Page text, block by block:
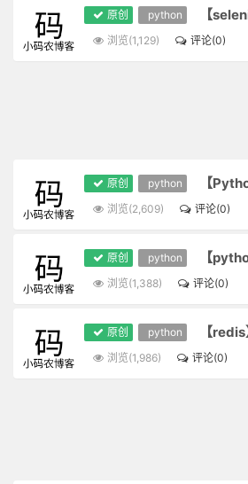
原创 python
浏览(1,129) 评论(0)
原创 python
浏览(2,609) 评论(0)
原创 python
浏览(1,388) 评论(0)
原创 python 【
浏览(1,986) 评论(0)